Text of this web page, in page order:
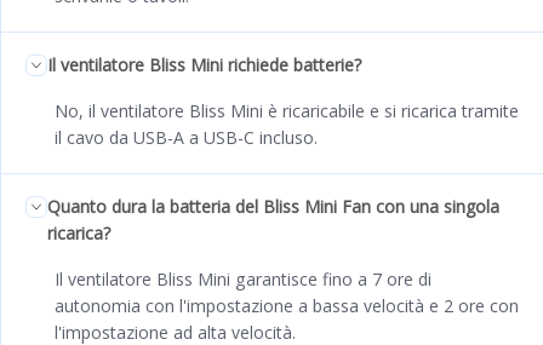
Il ventilatore Bliss Mini richiede batterie?
No, il ventilatore Bliss Mini è ricaricabile e si ricarica tramite
il cavo da USB-A a USB-C incluso.
Quanto dura la batteria del Bliss Mini Fan con una singola
ricarica?
Il ventilatore Bliss Mini garantisce fino a 7 ore di
autonomia con l'impostazione a bassa velocità e 2 ore con
l'impostazione ad alta velocità.